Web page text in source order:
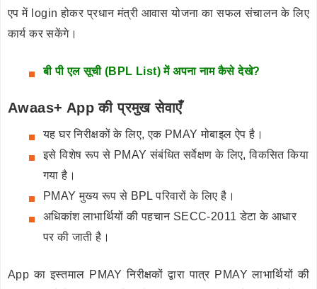
एप में login होकर प्रधान मंत्री आवास योजना का सफल संचालन के लिए
कार्य कर सकेंगे।
बी पी एल सूची (BPL List) में अपना नाम कैसे देखे?
Awaas+ App की प्रमुख सेवाएँ
यह घर निरीक्षकों के लिए, एक PMAY मोबाइल ऐप है।
इसे विशेष रूप से PMAY संबंधित सर्वेक्षण के लिए, विकसित किया
गया है।
PMAY मुख्य रूप से BPL परिवारों के लिए है।
अधिकांश लाभार्थियों की पहचान SECC-2011 डेटा के आधार
पर की जाती है।
App का इस्तमाल PMAY निरीक्षकों द्वारा पात्र PMAY लाभार्थियों की